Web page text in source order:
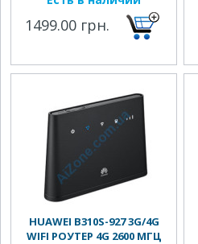
1499.00 грн.
HUAWEI B310S-927 3G/4G
WIFI РОУТЕР 4G 2600 МГЦ